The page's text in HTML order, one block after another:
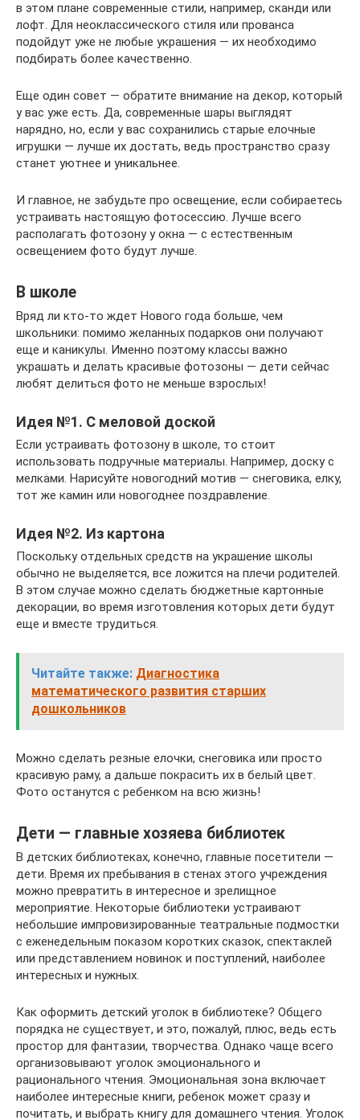
в этом плане современные стили, например, сканди или
лофт. Для неоклассического стиля или прованса
подойдут уже не любые украшения — их необходимо
подбирать более качественно.
Еще один совет — обратите внимание на декор, который
у вас уже есть. Да, современные шары выглядят
нарядно, но, если у вас сохранились старые елочные
игрушки — лучше их достать, ведь пространство сразу
станет уютнее и уникальнее.
И главное, не забудьте про освещение, если собираетесь
устраивать настоящую фотосессию. Лучше всего
располагать фотозону у окна — с естественным
освещением фото будут лучше.
В школе
Вряд ли кто-то ждет Нового года больше, чем
школьники: помимо желанных подарков они получают
еще и каникулы. Именно поэтому классы важно
украшать и делать красивые фотозоны — дети сейчас
любят делиться фото не меньше взрослых!
Идея №1. С меловой доской
Если устраивать фотозону в школе, то стоит
использовать подручные материалы. Например, доску с
мелками. Нарисуйте новогодний мотив — снеговика, елку,
тот же камин или новогоднее поздравление.
Идея №2. Из картона
Поскольку отдельных средств на украшение школы
обычно не выделяется, все ложится на плечи родителей.
В этом случае можно сделать бюджетные картонные
декорации, во время изготовления которых дети будут
еще и вместе трудиться.
Читайте также: Диагностика
математического развития старших
дошкольников
Можно сделать резные елочки, снеговика или просто
красивую раму, а дальше покрасить их в белый цвет.
Фото останутся с ребенком на всю жизнь!
Дети — главные хозяева библиотек
В детских библиотеках, конечно, главные посетители —
дети. Время их пребывания в стенах этого учреждения
можно превратить в интересное и зрелищное
мероприятие. Некоторые библиотеки устраивают
небольшие импровизированные театральные подмостки
с еженедельным показом коротких сказок, спектаклей
или представлением новинок и поступлений, наиболее
интересных и нужных.
Как оформить детский уголок в библиотеке? Общего
порядка не существует, и это, пожалуй, плюс, ведь есть
простор для фантазии, творчества. Однако чаще всего
организовывают уголок эмоционального и
рационального чтения. Эмоциональная зона включает
наиболее интересные книги, ребенок может сразу и
почитать, и выбрать книгу для домашнего чтения. Уголок